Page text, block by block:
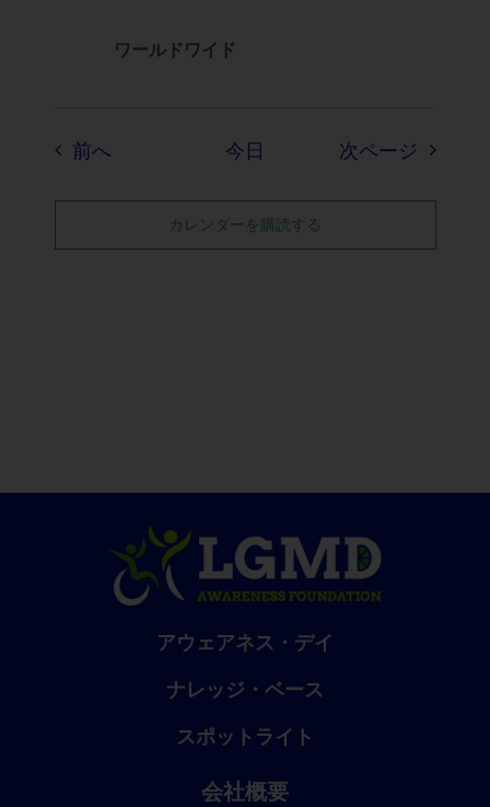
ワールドワイド
前へ 今日 次ページ イベン
カレンダーを購読する
アウェアネス・デイ
ナレッジ・ベース
スポットライト
会社概要